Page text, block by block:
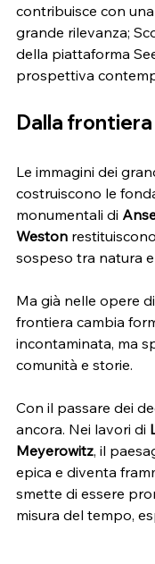
contribuisce con
grande rilevanza;
della piattaforma
prospettiva
Dalla
Le immagini dei
costruiscono le
monumentali di
Weston
sospeso tra natura
Ma già nelle opere di
frontiera cambia
incontaminata, ma
comunità e storie.
Con il passare dei
ancora. Nei lavori di
Meyerowitz, il
epica e diventa
smette di essere
misura del tempo,